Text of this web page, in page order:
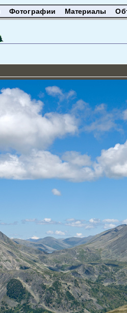
Фотографии Материалы